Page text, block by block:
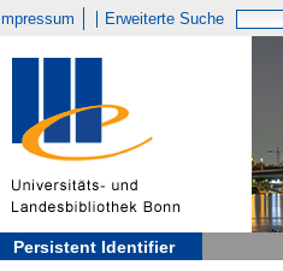
Impressum Erweiterte Suche
Persistent Identifier